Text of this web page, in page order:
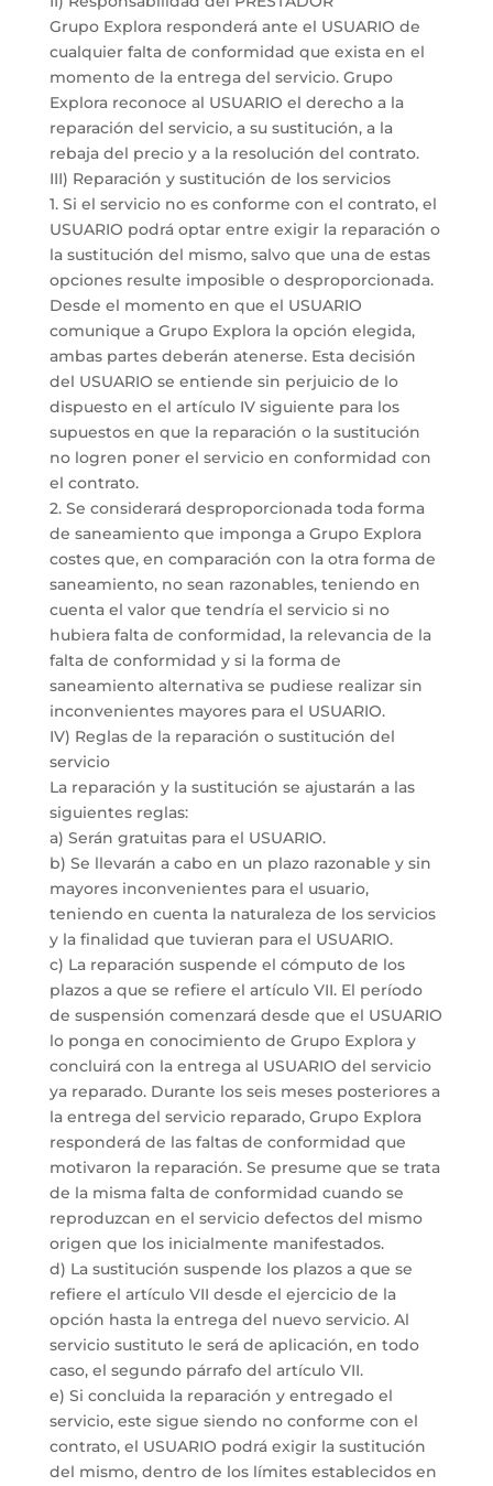
Grupo Explora responderá ante el USUARIO de
cualquier falta de conformidad que exista en el
momento de la entrega del servicio. Grupo
Explora reconoce al USUARIO el derecho a la
reparación del servicio, a su sustitución, a la
rebaja del precio y a la resolución del contrato.
III) Reparación y sustitución de los servicios
1. Si el servicio no es conforme con el contrato, el
USUARIO podrá optar entre exigir la reparación o
la sustitución del mismo, salvo que una de estas
opciones resulte imposible o desproporcionada.
Desde el momento en que el USUARIO
comunique a Grupo Explora la opción elegida,
ambas partes deberán atenerse. Esta decisión
del USUARIO se entiende sin perjuicio de lo
dispuesto en el artículo IV siguiente para los
supuestos en que la reparación o la sustitución
no logren poner el servicio en conformidad con
el contrato.
2. Se considerará desproporcionada toda forma
de saneamiento que imponga a Grupo Explora
costes que, en comparación con la otra forma de
saneamiento, no sean razonables, teniendo en
cuenta el valor que tendría el servicio si no
hubiera falta de conformidad, la relevancia de la
falta de conformidad y si la forma de
saneamiento alternativa se pudiese realizar sin
inconvenientes mayores para el USUARIO.
IV) Reglas de la reparación o sustitución del
servicio
La reparación y la sustitución se ajustarán a las
siguientes reglas:
a) Serán gratuitas para el USUARIO.
b) Se llevarán a cabo en un plazo razonable y sin
mayores inconvenientes para el usuario,
teniendo en cuenta la naturaleza de los servicios
y la finalidad que tuvieran para el USUARIO.
c) La reparación suspende el cómputo de los
plazos a que se refiere el artículo VII. El período
de suspensión comenzará desde que el USUARIO
lo ponga en conocimiento de Grupo Explora y
concluirá con la entrega al USUARIO del servicio
ya reparado. Durante los seis meses posteriores a
la entrega del servicio reparado, Grupo Explora
responderá de las faltas de conformidad que
motivaron la reparación. Se presume que se trata
de la misma falta de conformidad cuando se
reproduzcan en el servicio defectos del mismo
origen que los inicialmente manifestados.
d) La sustitución suspende los plazos a que se
refiere el artículo VII desde el ejercicio de la
opción hasta la entrega del nuevo servicio. Al
servicio sustituto le será de aplicación, en todo
caso, el segundo párrafo del artículo VII.
e) Si concluida la reparación y entregado el
servicio, este sigue siendo no conforme con el
contrato, el USUARIO podrá exigir la sustitución
del mismo, dentro de los límites establecidos en